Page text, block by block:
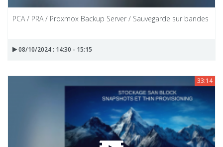
PCA / PRA / Proxmox Backup Server / Sauvegarde sur bandes
08/10/2024 : 14:30 - 15:15
33:14